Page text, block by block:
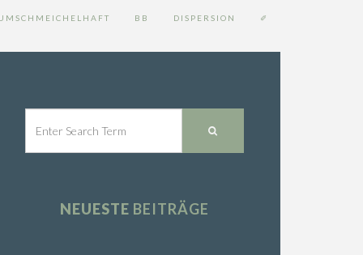
BB DISPERSION ✐
NEUESTE BEITRÄGE